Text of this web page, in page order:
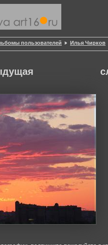
пользователей Илья Чирков